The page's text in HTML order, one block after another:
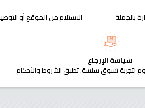
بالجملة الاستلام من الموقع أو
سياسة الإرجاع